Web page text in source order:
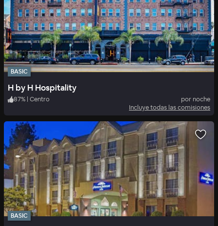
BASIC
H by H Hospitality
87% | Centro
por noche
Incluye todas las comisiones
BASIC